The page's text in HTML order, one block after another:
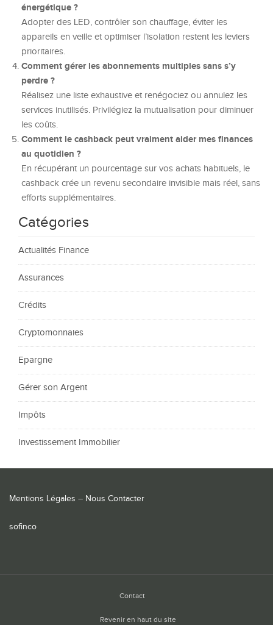
énergétique ?
Adopter des LED, contrôler son chauffage, éviter les
appareils en veille et optimiser l’isolation restent les leviers
prioritaires.
Comment gérer les abonnements multiples sans s’y
perdre ?
Réalisez une liste exhaustive et renégociez ou annulez les
services inutilisés. Privilégiez la mutualisation pour diminuer
les coûts.
Comment le cashback peut vraiment aider mes finances
au quotidien ?
En récupérant un pourcentage sur vos achats habituels, le
cashback crée un revenu secondaire invisible mais réel, sans
efforts supplémentaires.
Catégories
Actualités Finance
Assurances
Crédits
Cryptomonnaies
Epargne
Gérer son Argent
Impôts
Investissement Immobilier
Mentions Légales – Nous Contacter
sofinco
Contact
Revenir en haut du site